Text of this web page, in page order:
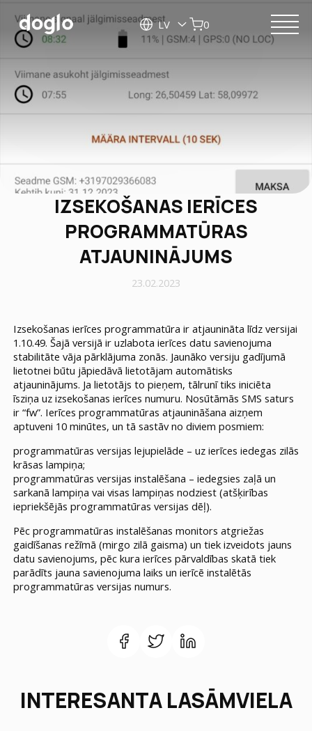
LV 0
IZSEKOŠANAS IERĪCES
PROGRAMMATŪRAS
ATJAUNINĀJUMS
23.02.2023
Izsekošanas ierīces programmatūra ir atjaunināta līdz versijai
1.10.49. Šajā versijā ir uzlabota ierīces datu savienojuma
stabilitāte vāja pārklājuma zonās. Jaunāko versiju gadījumā
lietotnei būtu jāpiedāvā lietotājam automātisks
atjauninājums. Ja lietotājs to pieņem, tālrunī tiks iniciēta
īsziņa uz izsekošanas ierīces numuru. Nosūtāmās SMS saturs
ir “fw”. Ierīces programmatūras atjaunināšana aizņem
aptuveni 10 minūtes, un tā sastāv no diviem posmiem:
programmatūras versijas lejupielāde – uz ierīces iedegas zilās
krāsas lampiņa;
programmatūras versijas instalēšana – iedegsies zaļā un
sarkanā lampiņa vai visas lampiņas nodziest (atšķirības
iepriekšējās programmatūras versijas dēļ).
Pēc programmatūras instalēšanas monitors atgriežas
gaidīšanas režīmā (mirgo zilā gaisma) un tiek izveidots jauns
datu savienojums, pēc kura ierīces pārvaldības skatā tiek
parādīts jauna savienojuma laiks un ierīcē instalētās
programmatūras versijas numurs.
INTERESANTA LASĀMVIELA